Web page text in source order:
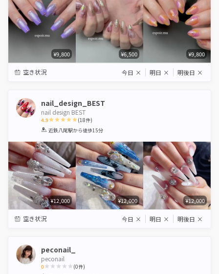
¥9,800 ¥6,500 ¥9,800
空き状況 今日 × 明日 × 明後日 ×
nail_design_BEST
nail design BEST
4.9
1 2 3 4 5
(18件)
近鉄八尾駅から徒歩15分
¥12,000 ¥12,000 ¥12,000
空き状況 今日 × 明日 × 明後日 ×
peconail_
peconail
0 (0件)